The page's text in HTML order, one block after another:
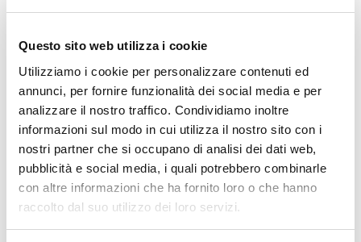
Questo sito web utilizza i cookie
Utilizziamo i cookie per personalizzare contenuti ed
annunci, per fornire funzionalità dei social media e per
analizzare il nostro traffico. Condividiamo inoltre
informazioni sul modo in cui utilizza il nostro sito con i
nostri partner che si occupano di analisi dei dati web,
pubblicità e social media, i quali potrebbero combinarle
con altre informazioni che ha fornito loro o che hanno
raccolto dal suo utilizzo dei loro servizi.
SCARICA
27/04/2023 ORA 18:50
L’Assemblea dei Soci ha approvato il
bilancio al 31 dicembre 2022 e nominato il
CdA e il Collegio Sindacale. Di Carlo
nominato Presidente e Molese AD